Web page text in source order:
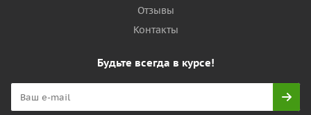
Отзывы
Контакты
Будьте всегда в курсе!